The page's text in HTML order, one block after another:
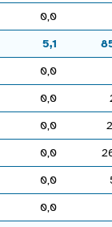
0,0
5,1
0,0
0,0
0,0
0,0
0,0
0,0